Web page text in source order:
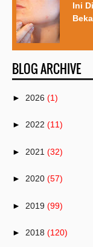
Ini
BLOG ARCHIVE
► 2026 (1)
► 2022 (11)
► 2021 (32)
► 2020 (57)
► 2019 (99)
► 2018 (120)